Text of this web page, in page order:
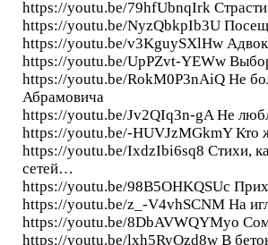
https://youtu.be/79hfUbnqIrk
https://youtu.be/NyzQbkpIb3U
https://youtu.be/v3KguySXlHw
https://youtu.be/UpPZvt-YEWw
https://youtu.be/RokM0P3nAiQ Не
Абрамовича
https://youtu.be/Jv2QIq3n-gA Не
https://youtu.be/-HUVJzMGkmY Кто
https://youtu.be/IxdzIbi6sq8 Стихи,
сетей…
https://youtu.be/98B5OHKQSUc
https://youtu.be/z_-V4vhSCNM На
https://youtu.be/8DbAVWQYMyo
https://youtu.be/lxh5RyOzd8w В